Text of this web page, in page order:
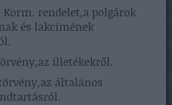
Korm. rendelet,a polgárok
és lakcímének
illetékekről.
általános